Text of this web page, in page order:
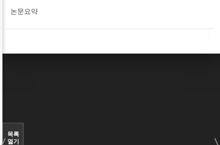
논문요약
목록
열기
Sketchbook5, 스케치북5
Sketchbook5, 스케치북5